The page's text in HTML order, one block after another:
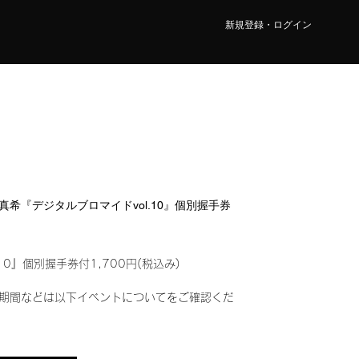
新規登録・ログイン
希『デジタルブロマイドvol.10』個別握手券
』個別握手券付1,700円(税込み)
間などは以下イベントについてをご確認くだ